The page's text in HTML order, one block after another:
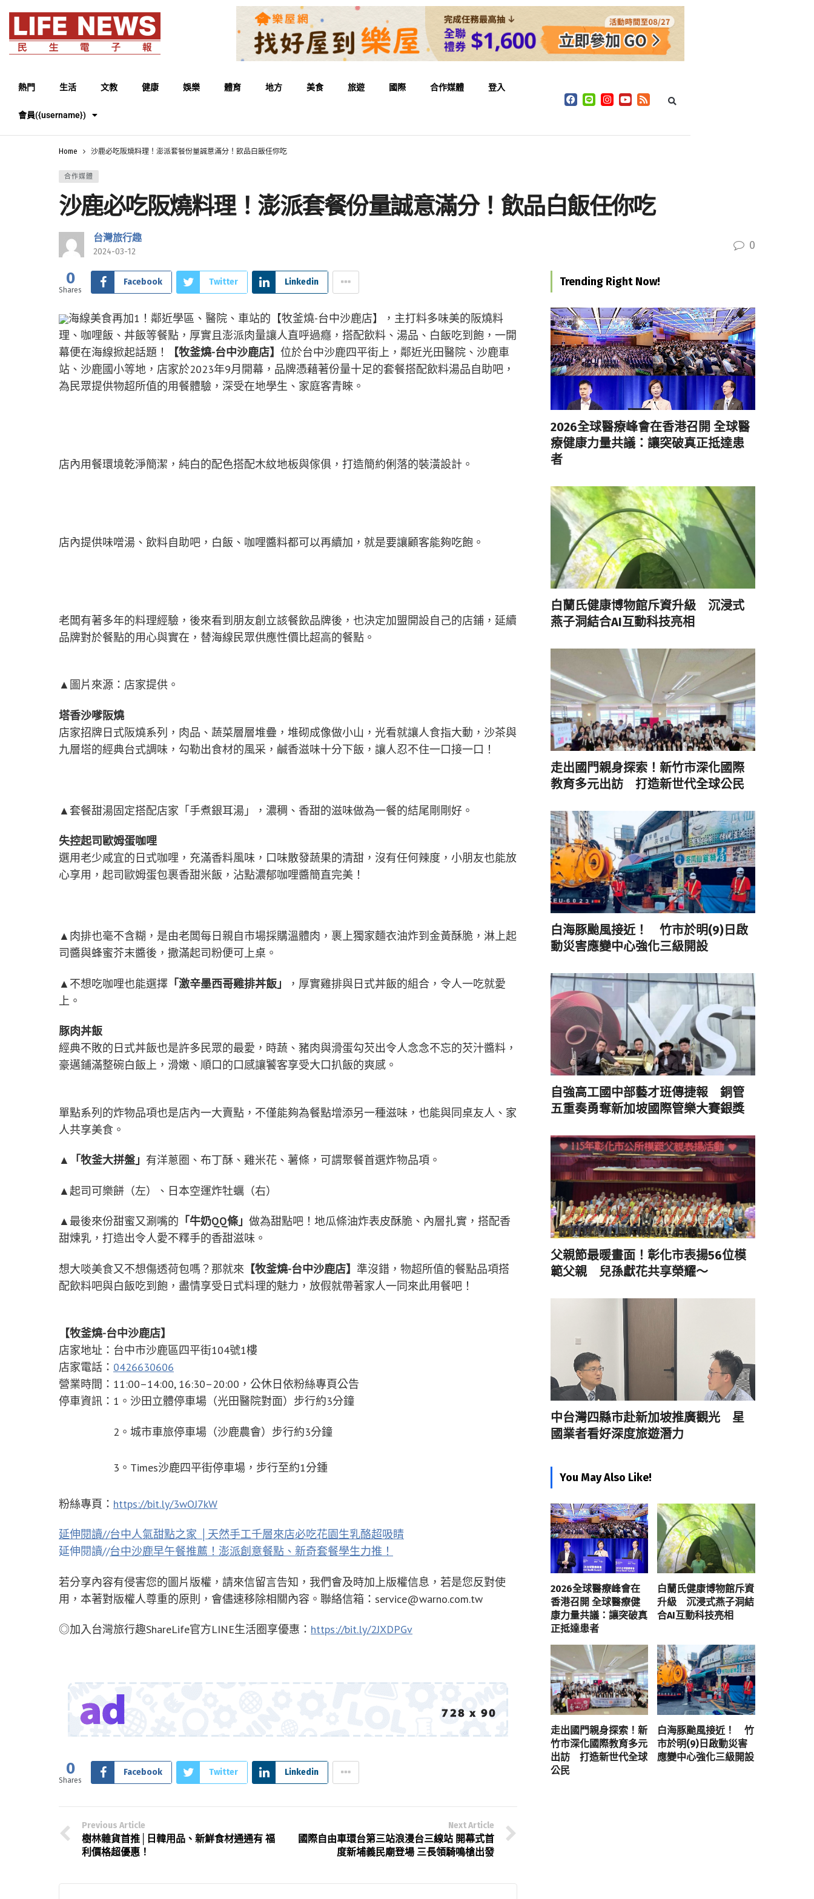
熱門 生活 文教 健康 娛樂 體育 地方 美食 旅遊 國際 合作媒體 登入
會員({username})
Home 沙鹿必吃阪燒料理！澎派套餐份量誠意滿分！飲品白飯任你吃
合作媒體
沙鹿必吃阪燒料理！澎派套餐份量誠意滿分！飲品白飯任你吃
台灣旅行趣
2024-03-12 0
0
Shares
Facebook Twitter Linkedin
海線美食再加1！鄰近學區、醫院、車站的【牧釜燒-台中沙鹿店】，主打料多味美的阪燒料
理、咖哩飯、丼飯等餐點，厚實且澎派肉量讓人直呼過癮，搭配飲料、湯品、白飯吃到飽，一開
幕便在海線掀起話題！
【牧釜燒-台中沙鹿店】 位於台中沙鹿四平街上，鄰近光田醫院、沙鹿車
站、沙鹿國小等地，店家於2023年9月開幕，品牌憑藉著份量十足的套餐搭配飲料湯品自助吧，
為民眾提供物超所值的用餐體驗，深受在地學生、家庭客青睞。
店內用餐環境乾淨簡潔，純白的配色搭配木紋地板與傢俱，打造簡約俐落的裝潢設計。
店內提供味噌湯、飲料自助吧，白飯、咖哩醬料都可以再續加，就是要讓顧客能夠吃飽。
老闆有著多年的料理經驗，後來看到朋友創立該餐飲品牌後，也決定加盟開設自己的店鋪，延續
品牌對於餐點的用心與實在，替海線民眾供應性價比超高的餐點。
▲圖片來源：店家提供。
塔香沙嗲阪燒
店家招牌日式阪燒系列，肉品、蔬菜層層堆疊，堆砌成像做小山，光看就讓人食指大動，沙茶與
九層塔的經典台式調味，勾勒出食材的風采，鹹香滋味十分下飯，讓人忍不住一口接一口！
▲套餐甜湯固定搭配店家「手煮銀耳湯」，濃稠、香甜的滋味做為一餐的結尾剛剛好。
失控起司歐姆蛋咖哩
選用老少咸宜的日式咖哩，充滿香料風味，口味散發蔬果的清甜，沒有任何辣度，小朋友也能放
心享用，起司歐姆蛋包裹香甜米飯，沾點濃郁咖哩醬簡直完美！
▲肉排也毫不含糊，是由老闆每日親自市場採購溫體肉，裹上獨家麵衣油炸到金黃酥脆，淋上起
司醬與蜂蜜芥末醬後，撒滿起司粉便可上桌。
▲不想吃咖哩也能選擇 「激辛墨西哥雞排丼飯」
，厚實雞排與日式丼飯的組合，令人一吃就愛
上。
豚肉丼飯
經典不敗的日式丼飯也是許多民眾的最愛，時蔬、豬肉與滑蛋勾芡出令人念念不忘的芡汁醬料，
豪邁鋪滿整碗白飯上，滑嫩、順口的口感讓饕客享受大口扒飯的爽感。
單點系列的炸物品項也是店內一大賣點，不僅能夠為餐點增添另一種滋味，也能與同桌友人、家
人共享美食。
▲ 「牧釜大拼盤」 有洋蔥圈、布丁酥、雞米花、薯條，可謂聚餐首選炸物品項。
▲起司可樂餅（左）、日本空運炸牡蠣（右）
▲最後來份甜蜜又涮嘴的 「牛奶QQ條」 做為甜點吧！地瓜條油炸表皮酥脆、內層扎實，搭配香
甜煉乳，打造出令人愛不釋手的香甜滋味。
想大啖美食又不想傷透荷包嗎？那就來 【牧釜燒-台中沙鹿店】 準沒錯，物超所值的餐點品項搭
配飲料吧與白飯吃到飽，盡情享受日式料理的魅力，放假就帶著家人一同來此用餐吧！
【牧釜燒-台中沙鹿店】
店家地址：台中市沙鹿區四平街104號1樓
店家電話： 0426630606
營業時間：11:00–14:00, 16:30–20:00，公休日依粉絲專頁公告
停車資訊：1。沙田立體停車場（光田醫院對面）步行約3分鐘
2。城市車旅停車場（沙鹿農會）步行約3分鐘
3。Times沙鹿四平街停車場，步行至約1分鍾
粉絲專頁： https://bit.ly/3wOJ7kW
延伸閱讀//台中人氣甜點之家 │天然手工千層來店必吃花園生乳酪超吸睛
延伸閱讀//台中沙鹿早午餐推薦！澎派創意餐點、新奇套餐學生力推！
若分享內容有侵害您的圖片版權，請來信留言告知，我們會及時加上版權信息，若是您反對使
用，本著對版權人尊重的原則，會儘速移除相關內容。聯絡信箱： service@warno.com.tw
◎加入台灣旅行趣ShareLife官方LINE生活圈享優惠： https://bit.ly/2JXDPGv
0
Shares
Facebook Twitter Linkedin
Previous Article
樹林雜貨首推│日韓用品、新鮮食材通通有 福
利價格超優惠！
Next Article
國際自由車環台第三站浪漫台三線站 開幕式首
度新埔義民廟登場 三長領騎鳴槍出發
Trending Right Now!
2026全球醫療峰會在香港召開 全球醫
療健康力量共議：讓突破真正抵達患
者
白蘭氏健康博物館斥資升級 沉浸式
燕子洞結合AI互動科技亮相
走出國門親身探索！新竹市深化國際
教育多元出訪 打造新世代全球公民
白海豚颱風接近！ 竹市於明(9)日啟
動災害應變中心強化三級開設
自強高工國中部藝才班傳捷報 銅管
五重奏勇奪新加坡國際管樂大賽銀獎
父親節最暖畫面！彰化市表揚56位模
範父親 兒孫獻花共享榮耀～
中台灣四縣市赴新加坡推廣觀光 星
國業者看好深度旅遊潛力
You May Also Like!
2026全球醫療峰會在
香港召開 全球醫療健
康力量共議：讓突破真
正抵達患者
白蘭氏健康博物館斥資
升級 沉浸式燕子洞結
合AI互動科技亮相
走出國門親身探索！新
竹市深化國際教育多元
出訪 打造新世代全球
公民
白海豚颱風接近！ 竹
市於明(9)日啟動災害
應變中心強化三級開設